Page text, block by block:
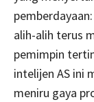
alih-alih terus
pemimpin
intelijen AS ini
meniru gaya